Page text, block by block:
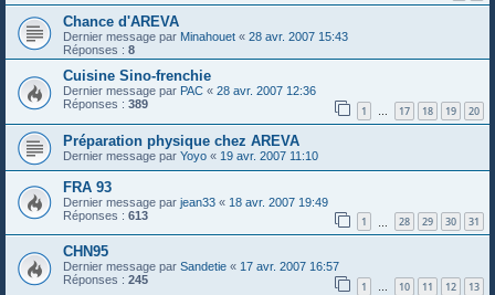
Chance d'AREVA
Dernier message par Minahouet « 28 avr. 2007 15:43
Réponses : 8
Cuisine Sino-frenchie
Dernier message par PAC « 28 avr. 2007 12:36
Réponses : 389 1 … 17 18 19 20
Préparation physique chez AREVA
Dernier message par Yoyo « 19 avr. 2007 11:10
FRA 93
Dernier message par jean33 « 18 avr. 2007 19:49
Réponses : 613 1 28 29 30 31
CHN95
Dernier message par Sandetie « 17 avr. 2007 16:57
Réponses : 245 1 … 10 11 12 13